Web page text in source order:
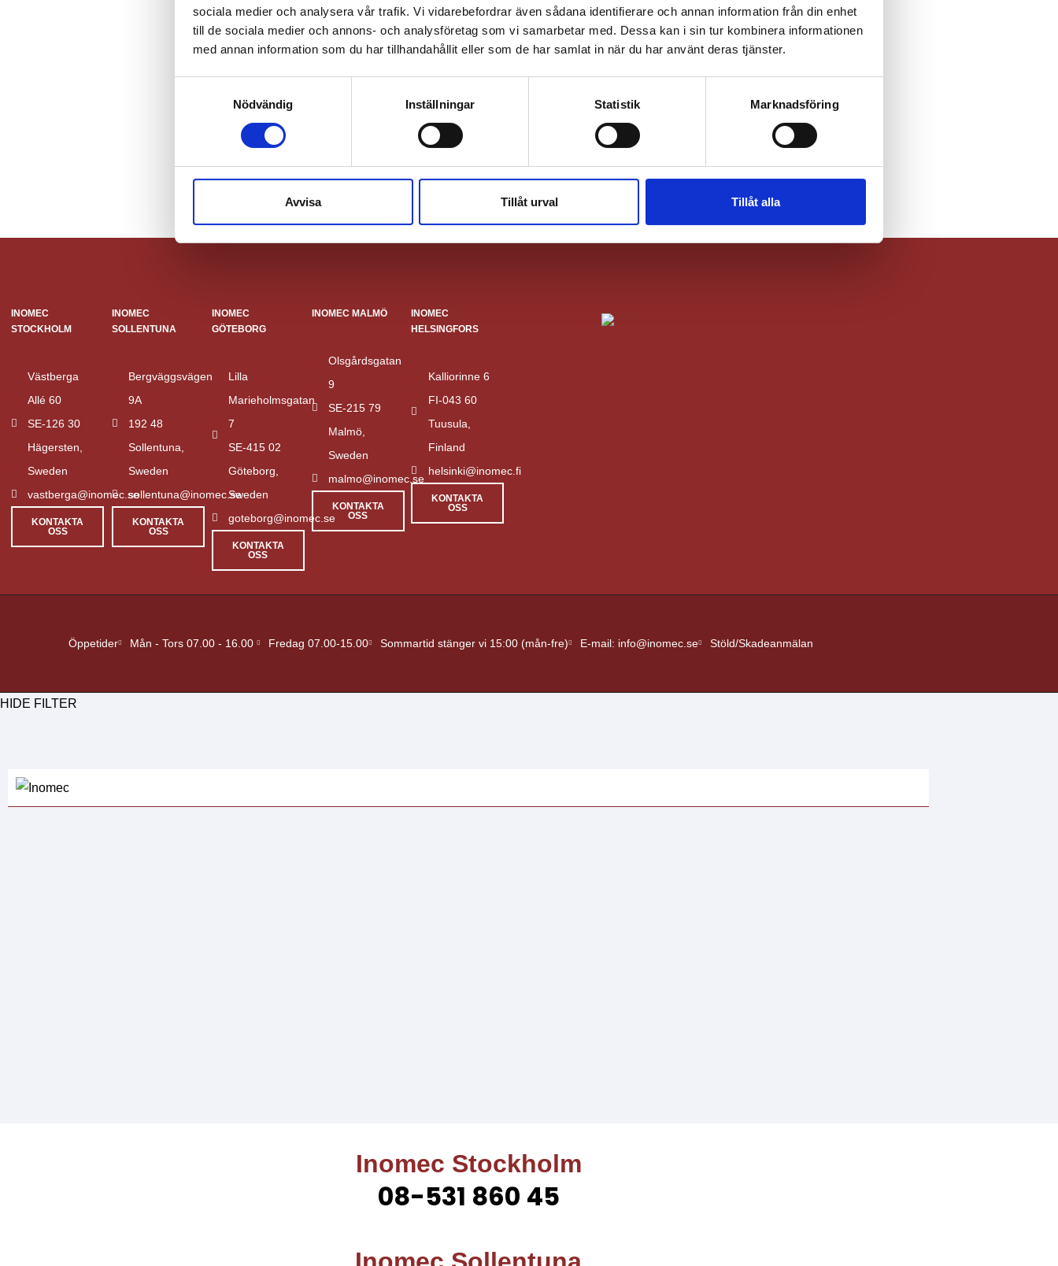
sociala medier och analysera vår trafik. Vi vidarebefordrar även sådana identifierare och annan information från din enhet
till de sociala medier och annons- och analysföretag som vi samarbetar med. Dessa kan i sin tur kombinera informationen
med annan information som du har tillhandahållit eller som de har samlat in när du har använt deras tjänster.
s
Nödvändig Inställningar Statistik Marknadsföring
Avvisa Tillåt urval Tillåt alla
Kabelrullar
Kabelrulle Förhöjd
Vinkelkabelrulle
INOMEC
STOCKHOLM
Västberga
Allé 60
SE-126 30
Hägersten,
Sweden
vastberga@inomec.se
KONTAKTA
OSS
INOMEC
SOLLENTUNA
Bergväggsvägen
9A
192 48
Sollentuna,
Sweden
sollentuna@inomec.se
KONTAKTA
OSS
INOMEC
GÖTEBORG
Lilla
Marieholmsgatan
7
SE-415 02
Göteborg,
Sweden
goteborg@inomec.se
KONTAKTA
OSS
INOMEC MALMÖ
Olsgårdsgatan
9
SE-215 79
Malmö,
Sweden
malmo@inomec.se
KONTAKTA
OSS
INOMEC
HELSINGFORS
Kalliorinne 6
FI-043 60
Tuusula,
Finland
helsinki@inomec.fi
KONTAKTA
OSS
Öppetider Mån - Tors 07.00 - 16.00 Fredag 07.00-15.00 Sommartid stänger vi 15:00 (mån-fre) E-mail: info@inomec.se Stöld/Skadeanmälan
HIDE FILTER
Inomec Stockholm
08-531 860 45